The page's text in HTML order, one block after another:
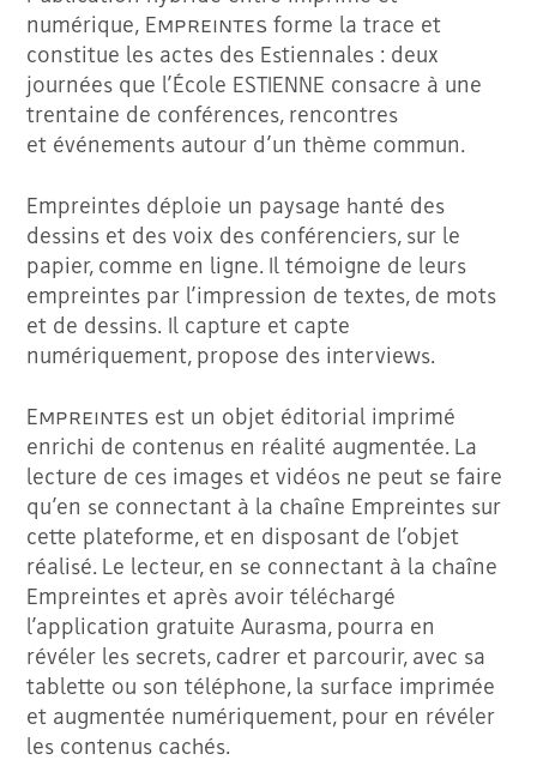
numérique, Empreintesforme la trace et
constitue les actes des Estiennales : deux
journées que l’École ESTIENNE consacre à une
trentaine de conférences, rencontres
et événements autour d’un thème commun.
Empreintes déploie un paysage hanté des
dessins et des voix des conférenciers, sur le
papier, comme en ligne. Il témoigne de leurs
empreintes par l’impression de textes, de mots
et de dessins. Il capture et capte
numériquement, propose des interviews.
Empreintes est un objet éditorial imprimé
enrichi de contenus en réalité augmentée. La
lecture de ces images et vidéos ne peut se faire
qu’en se connectant à la chaîne Empreintes sur
cette plateforme, et en disposant de l’objet
réalisé. Le lecteur, en se connectant à la chaîne
Empreintes et après avoir téléchargé
l’application gratuite Aurasma, pourra en
révéler les secrets, cadrer et parcourir, avec sa
tablette ou son téléphone, la surface imprimée
et augmentée numériquement, pour en révéler
les contenus cachés.